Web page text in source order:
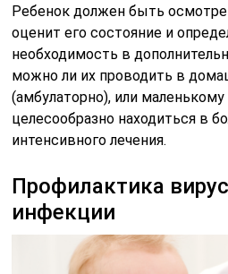
Ребенок должен быть
оценит его состояние и
необходимость в
можно ли их проводить в
(амбулаторно), или
целесообразно находиться в
интенсивного лечения.
Профилактика
инфекции